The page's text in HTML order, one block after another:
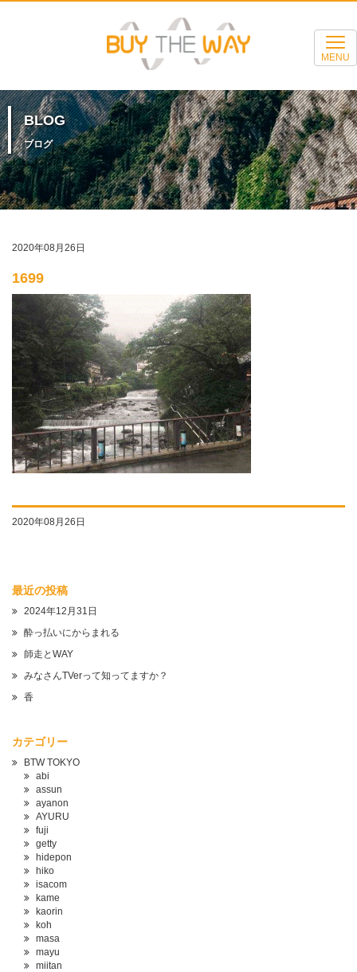
MENU
BLOG
ブログ
2020年08月26日
1699
2020年08月26日
最近の投稿
2024年12月31日
酔っ払いにからまれる
師走とWAY
みなさんTVerって知ってますか？
香
カテゴリー
BTW TOKYO
abi
assun
ayanon
AYURU
fuji
getty
hidepon
hiko
isacom
kame
kaorin
koh
masa
mayu
miitan